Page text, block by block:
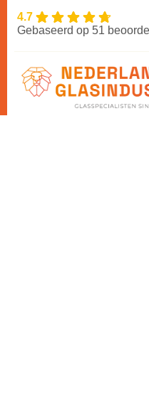
4.7
Gebaseerd op 51